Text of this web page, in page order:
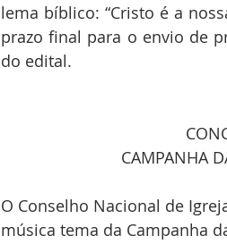
lema bíblico: “Cristo é a
prazo final para o envio de
do edital.
CAMPANHA
O Conselho Nacional de
música tema da Campanha